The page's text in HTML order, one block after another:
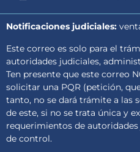
Notificaciones judiciales:
Este correo es solo para el
autoridades judiciales,
Ten presente que este correo
solicitar una PQR (petición,
tanto, no se dará trámite a las
de este, si no se trata única y
requerimientos de
de control.